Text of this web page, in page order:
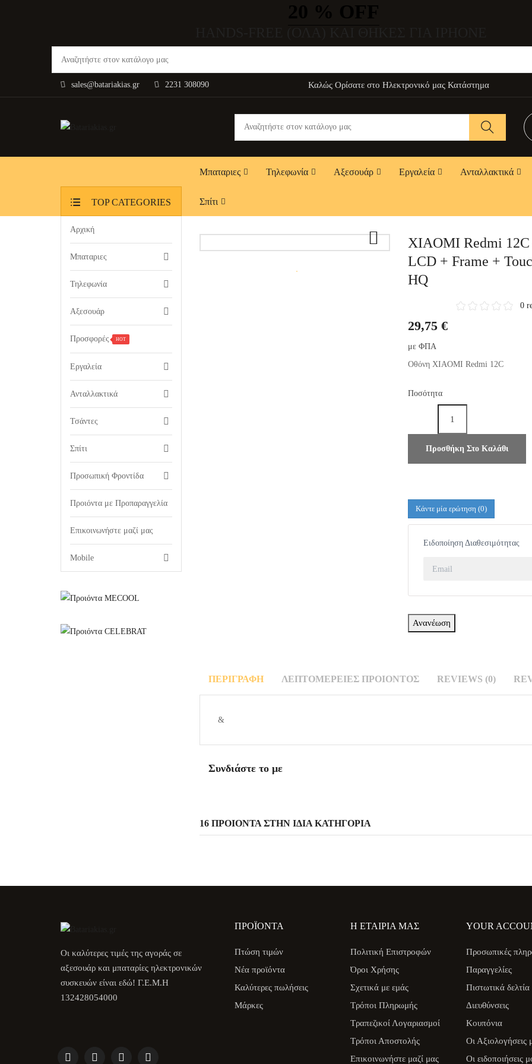
sales@batariakias.gr 2231 308090 Καλώς Ορίσατε στο Ηλεκτρονικό μας Κατάστημα
Μπαταριες Τηλεφωνία Αξεσουάρ Εργαλεία Ανταλλακτικά
Σπίτι
TOP CATEGORIES
Αρχική
Μπαταριες
Τηλεφωνία
Αξεσουάρ
Προσφορές HOT
Εργαλεία
Ανταλλακτικά
Τσάντες
Σπίτι
Προσωπική Φροντίδα
Προιόντα με Προπαραγγελία
Επικοινωνήστε μαζί μας
Mobile

XIAOMI Redmi
LCD + Frame +
HQ
0
29,75 €
με ΦΠΑ
Οθόνη XIAOMI Redmi 12C
Ποσότητα
Προσθήκη Στο Καλάθι
Κάντε μία ερώτηση (0)
Ειδοποίηση Διαθεσιμότητας
ΠΕΡΙΓΡΑΦΉ ΛΕΠΤΟΜΈΡΕΙΕΣ ΠΡΟΙΌΝΤΟΣ REVIEWS (0)
&
Συνδιάστε το με
16 ΠΡΟΙΌΝΤΑ ΣΤΗΝ ΊΔΙΑ ΚΑΤΗΓΟΡΊΑ
Οι καλύτερες τιμές της αγοράς σε
αξεσουάρ και μπαταρίες ηλεκτρονικών
συσκευών είναι εδώ! Γ.Ε.Μ.Η
132428054000
ΠΡΟΪΌΝΤΑ
Πτώση τιμών
Νέα προϊόντα
Καλύτερες πωλήσεις
Μάρκες
Η ΕΤΑΙΡΊΑ ΜΑΣ
Πολιτική Επιστροφών
Όροι Χρήσης
Σχετικά με εμάς
Τρόποι Πληρωμής
Τραπεζικοί Λογαριασμοί
Τρόποι Αποστολής
Επικοινωνήστε μαζί μας
YOUR
Προσωπικές
Παραγγελίες
Πιστωτικά δελτία
Διευθύνσεις
Κουπόνια
Οι Αξιολογήσεις
Οι ειδοποιήσεις